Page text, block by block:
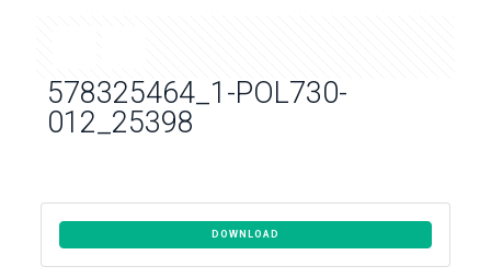
578325464_1-POL730-
012_25398
DOWNLOAD